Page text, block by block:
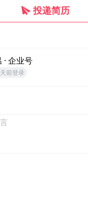
投递简历
· 企业号
前登录